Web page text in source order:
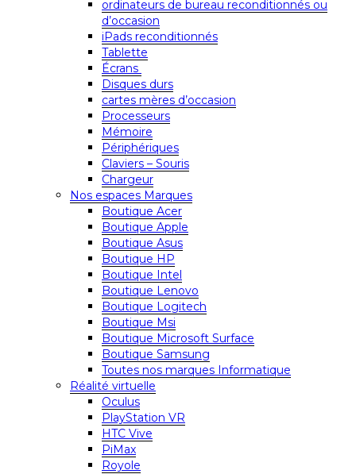
ordinateurs de bureau reconditionnés ou
d’occasion
iPads reconditionnés
Tablette
Écrans
Disques durs
cartes mères d’occasion
Processeurs
Mémoire
Périphériques
Claviers – Souris
Chargeur
Nos espaces Marques
Boutique Acer
Boutique Apple
Boutique Asus
Boutique HP
Boutique Intel
Boutique Lenovo
Boutique Logitech
Boutique Msi
Boutique Microsoft Surface
Boutique Samsung
Toutes nos marques Informatique
Réalité virtuelle
Oculus
PlayStation VR
HTC Vive
PiMax
Royole